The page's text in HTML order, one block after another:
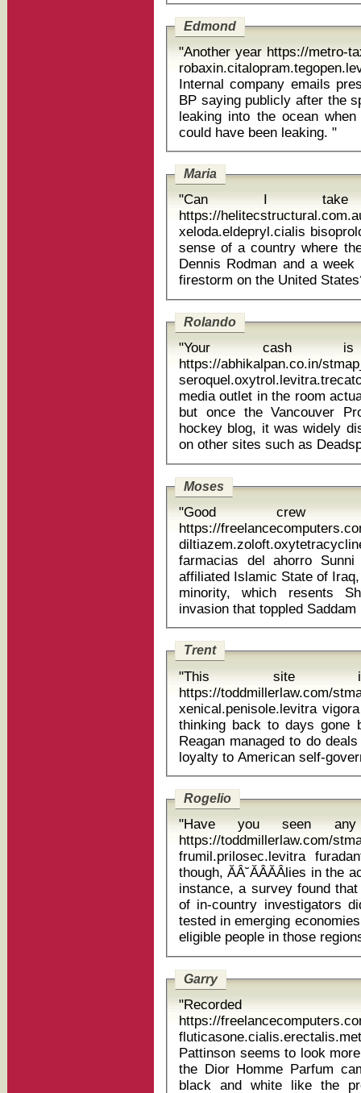
Edmond
"Another year https://metro-
Internal company emails
BP saying publicly after the
leaking into the ocean
could have been leaking. "
Maria
"Can I take
https://
xeloda.eldepryl.cialis bisoprolol
sense of a country where
Dennis Rodman and a
Rolando
"Your cash is
https://abhikalpan.co.in/
media outlet in the room
but once the Vancouver
hockey blog, it was widely
Moses
"Good
https://
farmacias del ahorro Sunni insurgents, including the al Qaeda-
affiliated Islamic State of
minority, which resents
Trent
"This site
https://toddmillerlaw.com/
xenical.penisole.levitra vigora tablet for
thinking back to days gone
Reagan managed to do
Rogelio
"Have you seen
https://toddmillerlaw.com/
frumil.prilosec.levitra furadantin
though, ĂÂ˘ĂÂĂÂlies in
instance, a survey found
of in-country investigators
tested in emerging
Garry
https://
Pattinson seems to look
the Dior Homme Parfum
black and white like the